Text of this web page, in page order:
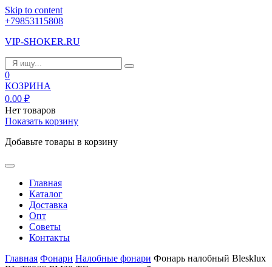
Skip to content
+79853115808
VIP-SHOKER.RU
0
КОЗРИНА
0.00 ₽
Нет товаров
Показать корзину
Добавьте товары в корзину
Главная
Каталог
Доставка
Опт
Советы
Контакты
Главная Фонари Налобные фонари Фонарь налобный Blesklux